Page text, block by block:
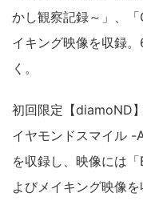
かし観察記録～」、
イキング映像を収録
く。
初回限定【diamoND
イヤモンドスマイル -
を収録し、映像には
よびメイキング映像